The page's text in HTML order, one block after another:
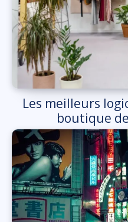
Les meilleurs
boutique